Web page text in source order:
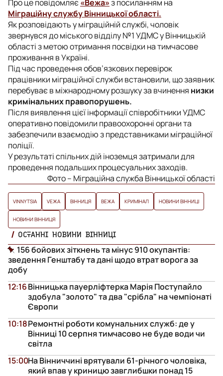
Про це повідомляє«Вежа»з посиланням на
Міграційну службу Вінницької області.
Як розповідають у міграційній службі, чоловік
звернувся до міського відділу №1 УДМС у Вінницькій
області з метою отримання посвідки на тимчасове
проживання в Україні.
Під час проведення обов’язкових перевірок
працівники міграційної служби встановили, що заявник
перебуває в міжнародному розшуку за вчинення низки
кримінальних правопорушень.
Після виявлення цієї інформації співробітники УДМС
оперативно повідомили правоохоронні органи та
забезпечили взаємодію з представниками міграційної
поліції.
У результаті спільних дій іноземця затримали для
проведення подальших процесуальних заходів.
Фото – Міграційна служба Вінницької області
VINNYTSIA VЕЖА ВІННИЦЯ ВЕЖА КРИМІНАЛ НОВИНИ ВІННИЦІ
НОВИНИ ВІННИЦЯ
ОСТАННІ НОВИНИ ВІННИЦІ
156 бойових зіткнень та мінус 910 окупантів:
зведення Генштабу та дані щодо втрат ворога за
добу
Вінницька пауерліфтерка Марія Поступайло
здобула "золото" та два "срібла" на чемпіонаті
Європи
12:16
Ремонтні роботи комунальних служб: де у
Вінниці 10 серпня тимчасово не буде води чи
світла
10:18
На Вінниччині врятували 61-річного чоловіка,
який впав у криницю завглибшки понад 15
15:00